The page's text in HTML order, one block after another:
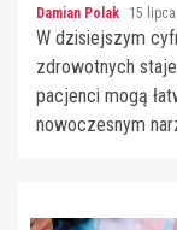
Damian Polak 15
W dzisiejszym
zdrowotnych
pacjenci mogą
nowoczesnym